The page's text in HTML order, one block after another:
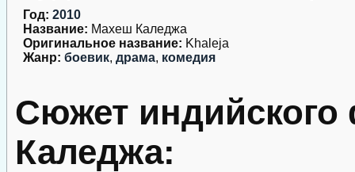
Год: 2010
Название: Махеш Каледжа
Оригинальное название: Khaleja
Жанр: боевик, драма, комедия
Сюжет
Каледжа: